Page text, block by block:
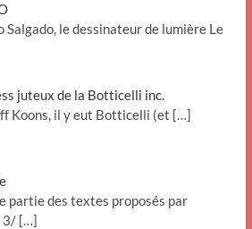
Salgado, le dessinateur de lumière Le
juteux de la Botticelli inc.
Koons, il y eut Botticelli (et […]
partie des textes proposés par
3/ […]